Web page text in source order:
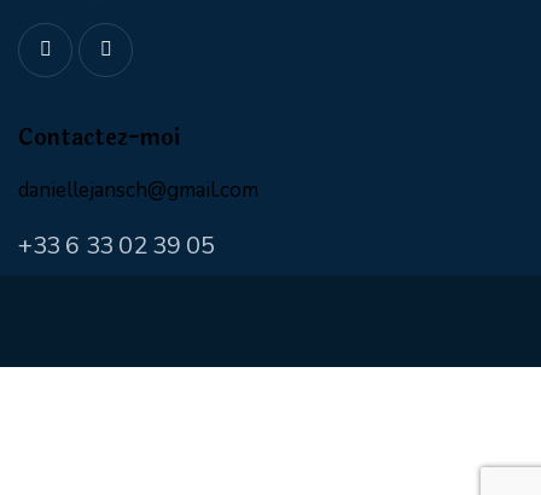
Contactez-moi
daniellejansch@gmail.com
+33 6 33 02 39 05